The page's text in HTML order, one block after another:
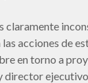
claramente
acciones de
en torno a
director